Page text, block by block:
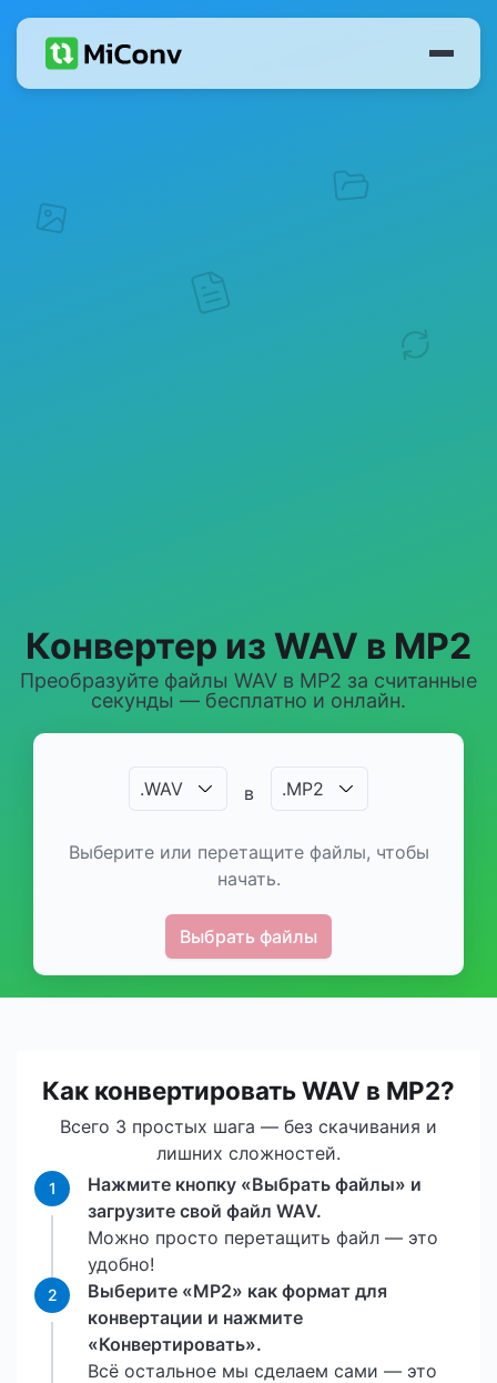
Конвертер из WAV в MP2
Преобразуйте файлы WAV в MP2 за считанные
секунды — бесплатно и онлайн.
.WAV в .MP2
Выберите или перетащите файлы, чтобы
начать.
Выбрать файлы
Как конвертировать WAV в MP2?
Всего 3 простых шага — без скачивания и
лишних сложностей.
1
Нажмите кнопку «Выбрать файлы» и
загрузите свой файл WAV.
Можно просто перетащить файл — это
удобно!
2
Выберите «MP2» как формат для
конвертации и нажмите
«Конвертировать».
Всё остальное мы сделаем сами — это